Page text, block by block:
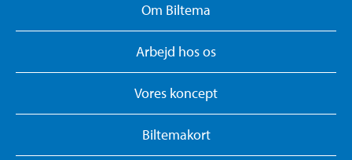
Om Biltema
Arbejd hos os
Vores koncept
Biltemakort